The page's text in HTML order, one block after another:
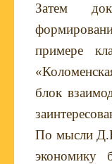
Затем
примере
блок
По мысли
экономику